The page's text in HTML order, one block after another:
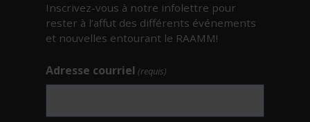
Inscrivez-vous à notre infolettre pour
rester à l’affut des différents événements
et nouvelles entourant le RAAMM!
Adresse courriel (requis)